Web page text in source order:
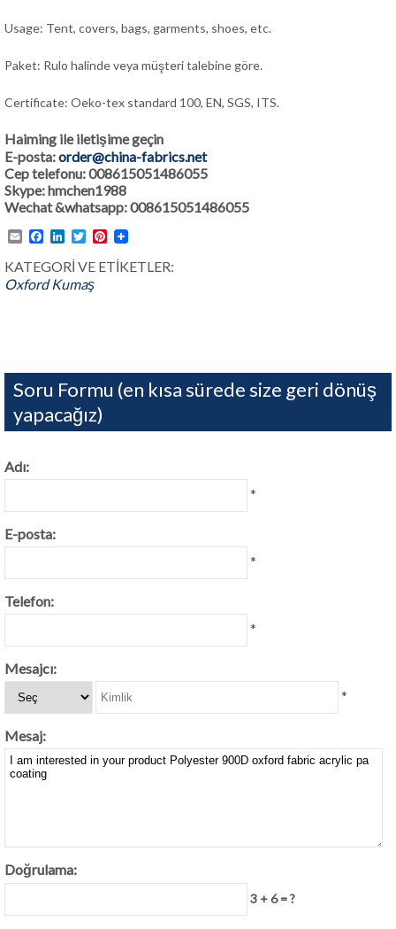
Usage: Tent, covers, bags, garments, shoes, etc.
Paket: Rulo halinde veya müşteri talebine göre.
Certificate: Oeko-tex standard 100, EN, SGS, ITS.
Haiming ile iletişime geçin
E-posta:order@china-fabrics.net
Cep telefonu: 008615051486055
Skype: hmchen1988
Wechat &whatsapp: 008615051486055
EmailFacebook
LinkedIn
TwitterPinterest
KATEGORİ VE ETİKETLER:
Oxford Kumaş
Soru Formu (en kısa sürede size geri dönüş
yapacağız)
Adı:
*
E-posta:
*
Telefon:
*
Mesajcı:
*
Mesaj:
Doğrulama:
3 + 6 = ?